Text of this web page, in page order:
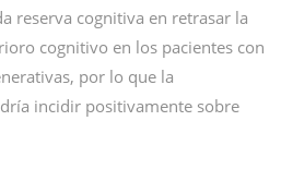
reserva cognitiva en retrasar la
cognitivo en los pacientes con
por lo que la
incidir positivamente sobre